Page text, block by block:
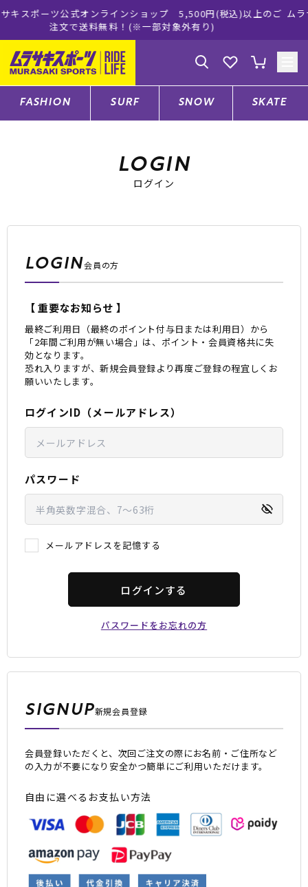
インショップ 5,500円(税込)以上のご
料！(※一部対象外有り)
ムラサキスポーツ公式オ
ゲスト様
ログイン 会員登録
スノーTOP
スケートTOP
CONTENTS
特集一覧
RIDE LIFE MAGAZINE一
スタッフスナップ
店頭受取サービス
お問い合わせ
ニュース
ムラサキスポーツ 公式アプリ
ポイント・クーポンもこのアプリで！
FASHION SURF SNOW SKATE
LOGIN
ログイン
LOGIN会員の方
【 重要なお知らせ 】
最終ご利用日（最終のポイント付与日または利用日）から
「2年間ご利用が無い場合」は、ポイント・会員資格共に失
効となります。
恐れ入りますが、新規会員登録より再度ご登録の程宜しくお
願いいたします。
ログインID（メールアドレス）
パスワード
メールアドレスを記憶する
ログインする
パスワードをお忘れの方
SIGNUP新規会員登録
会員登録いただくと、次回ご注文の際にお名前・ご住所など
の入力が不要になり安全かつ簡単にご利用いただけます。
自由に選べるお支払い方法